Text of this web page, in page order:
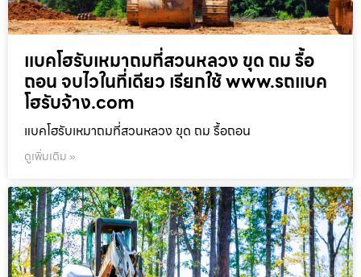
แบคโฮรับเหมาถมที่สวนหลวง ขุด ถม รื้อ
ถอน จบไวในที่เดียว เรียกใช้ www.รถแบค
โฮรับจ้าง.com
แบคโฮรับเหมาถมที่สวนหลวง ขุด ถม รื้อถอน
ดูเพิ่มเติม »